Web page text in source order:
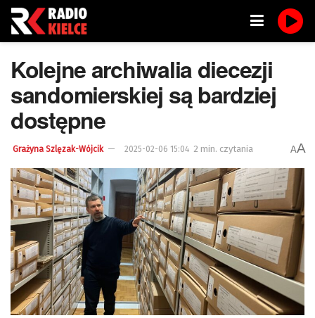
Kolejne archiwalia diecezji
sandomierskiej są bardziej
dostępne
Grażyna Szlęzak-Wójcik 2025-02-06 15:04 2 min. czytania AA